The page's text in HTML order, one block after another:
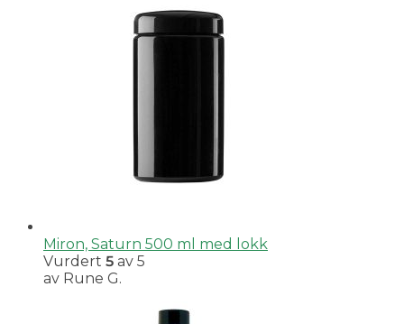
Miron, Saturn 500 ml med lokk
Vurdert 5 av 5
av Rune G.